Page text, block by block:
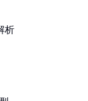
析